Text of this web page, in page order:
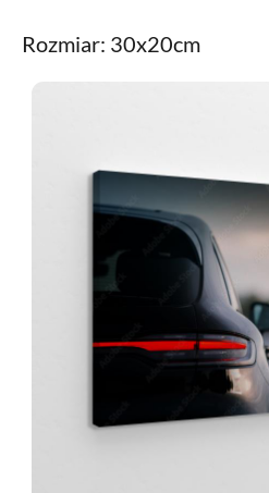
Rozmiar: 30x20cm